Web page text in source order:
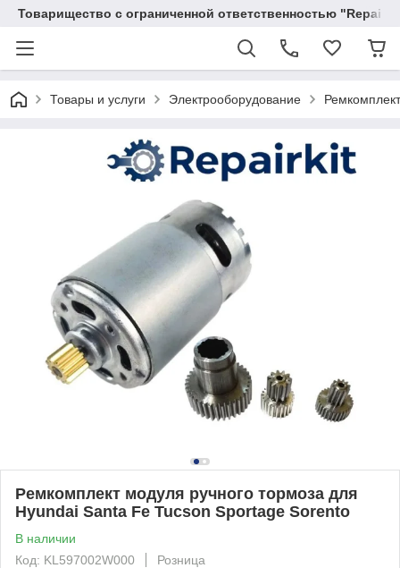
Товарищество с ограниченной ответственностью
Товары и услуги Электрооборудование
Ремкомплект модуля ручного тормоза для
Hyundai Santa Fe Tucson Sportage Sorento
В наличии
Код: KL597002W000
Розница